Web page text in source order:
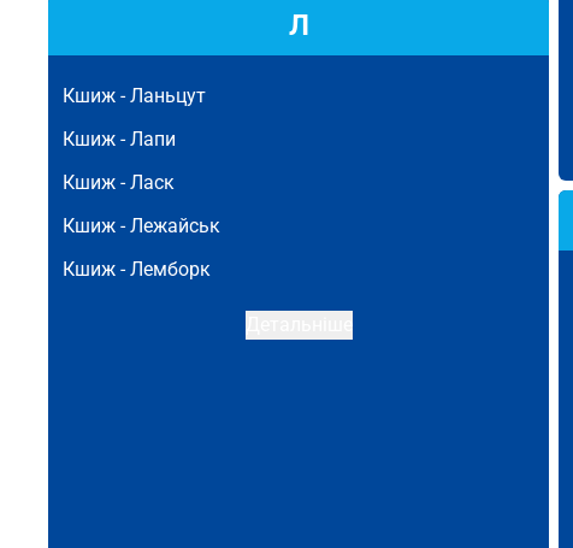
Л
Кшиж -Ланьцут
Кшиж -Лапи
Кшиж -Ласк
Кшиж -Лежайськ
Кшиж -Лемборк